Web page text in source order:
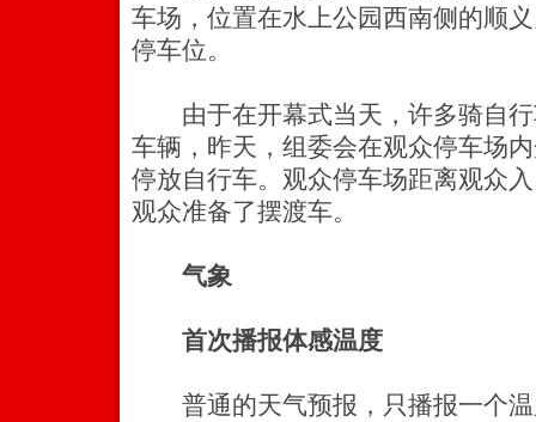
车场，位置在水上公园西南侧的顺
停车位。
由于在开幕式当天，许多骑自行
车辆，昨天，组委会在观众停车场
停放自行车。观众停车场距离观众
观众准备了摆渡车。
气象
首次播报体感温度
普通的天气预报，只播报一个温